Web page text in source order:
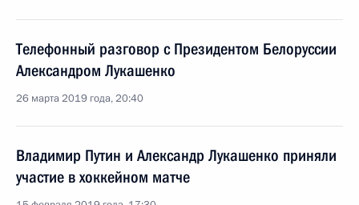
Телефонный разговор с Президентом Белоруссии
Александром Лукашенко
26 марта 2019 года, 20:40
Владимир Путин и Александр Лукашенко приняли
участие в хоккейном матче